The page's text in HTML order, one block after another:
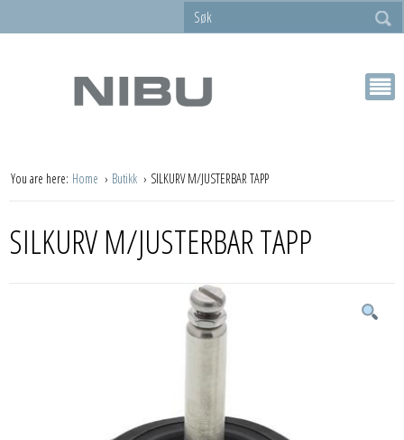
You are here: Home Butikk SILKURV M/JUSTERBAR TAPP
SILKURV M/JUSTERBAR TAPP